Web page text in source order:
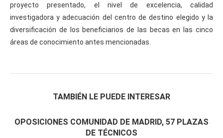
proyecto presentado, el nivel de excelencia, calidad
investigadora y adecuación del centro de destino elegido y la
diversificación de los beneficiarios de las becas en las cinco
áreas de conocimiento antes mencionadas.
TAMBIÉN LE PUEDE INTERESAR
OPOSICIONES COMUNIDAD DE MADRID, 57 PLAZAS
DE TÉCNICOS